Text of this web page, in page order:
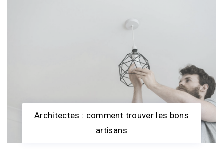
Architectes : comment trouver les bons
artisans